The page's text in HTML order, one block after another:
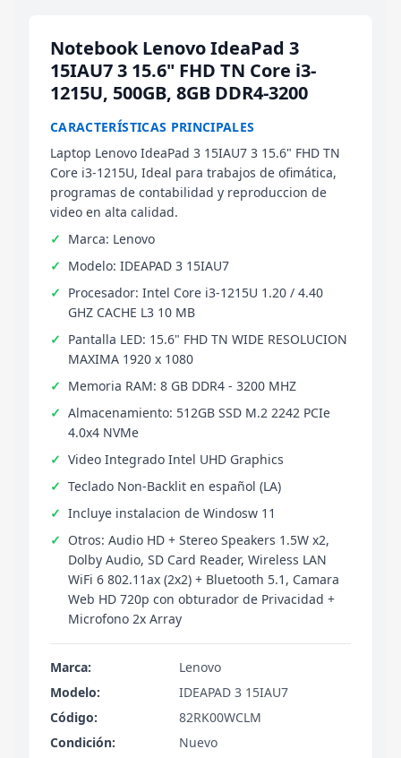
Notebook Lenovo IdeaPad 3
15IAU7 3 15.6" FHD TN Core i3-
1215U, 500GB, 8GB DDR4-3200
CARACTERÍSTICAS PRINCIPALES
Laptop Lenovo IdeaPad 3 15IAU7 3 15.6" FHD TN
Core i3-1215U, Ideal para trabajos de ofimática,
programas de contabilidad y reproduccion de
video en alta calidad.
Marca: Lenovo
Modelo: IDEAPAD 3 15IAU7
Procesador: Intel Core i3-1215U 1.20 / 4.40
GHZ CACHE L3 10 MB
Pantalla LED: 15.6" FHD TN WIDE RESOLUCION
MAXIMA 1920 x 1080
Memoria RAM: 8 GB DDR4 - 3200 MHZ
Almacenamiento: 512GB SSD M.2 2242 PCIe
4.0x4 NVMe
Video Integrado Intel UHD Graphics
Teclado Non-Backlit en español (LA)
Incluye instalacion de Windosw 11
Otros: Audio HD + Stereo Speakers 1.5W x2,
Dolby Audio, SD Card Reader, Wireless LAN
WiFi 6 802.11ax (2x2) + Bluetooth 5.1, Camara
Web HD 720p con obturador de Privacidad +
Microfono 2x Array
Marca:
Lenovo
Modelo:
IDEAPAD 3 15IAU7
Código:
82RK00WCLM
Condición:
Nuevo